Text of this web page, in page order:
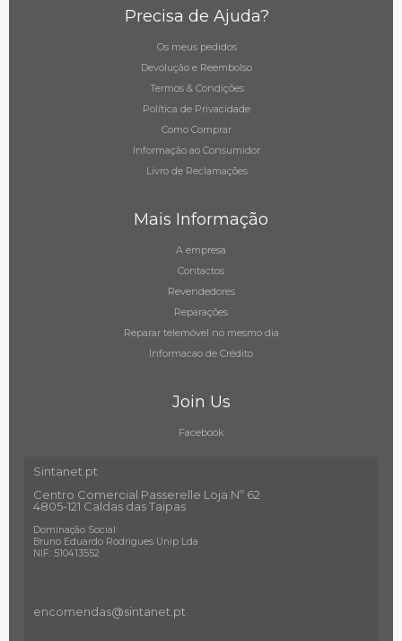
Precisa de Ajuda?
Os meus pedidos
Devolução e Reembolso
Termos & Condições
Política de Privacidade
Como Comprar
Informação ao Consumidor
Livro de Reclamações
Mais Informação
A empresa
Contactos
Revendedores
Reparações
Reparar telemóvel no mesmo dia
Informacao de Crédito
Join Us
Facebook
Sintanet.pt
Centro Comercial Passerelle Loja Nº 62
4805-121 Caldas das Taipas
Dominação Social:
Bruno Eduardo Rodrigues Unip Lda
NIF: 510413552
encomendas@sintanet .pt